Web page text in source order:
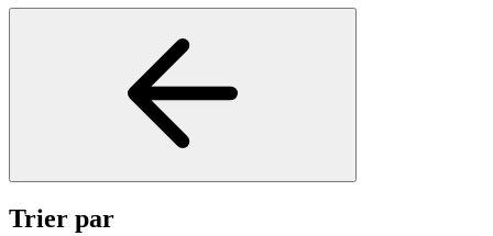
Trier par